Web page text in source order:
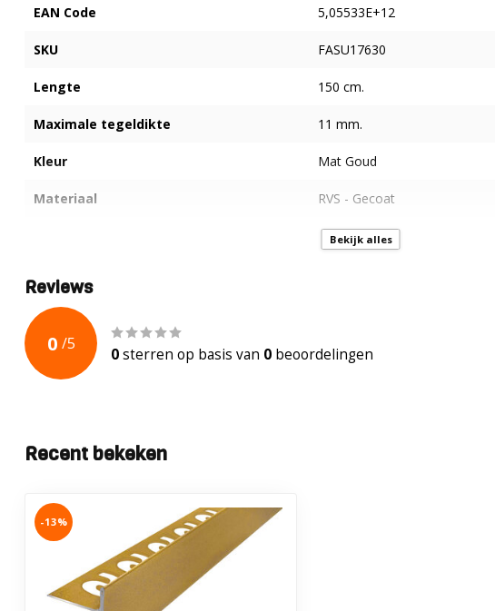
EAN Code 5,05533E+12
SKU FASU17630
Lengte 150 cm.
Maximale tegeldikte 11 mm.
Kleur Mat Goud
Materiaal RVS - Gecoat
"L" - Afschot
Bekijk alles
Reviews
0 /5
0sterren op basis van 0 beoordelingen
Recent bekeken
-13%